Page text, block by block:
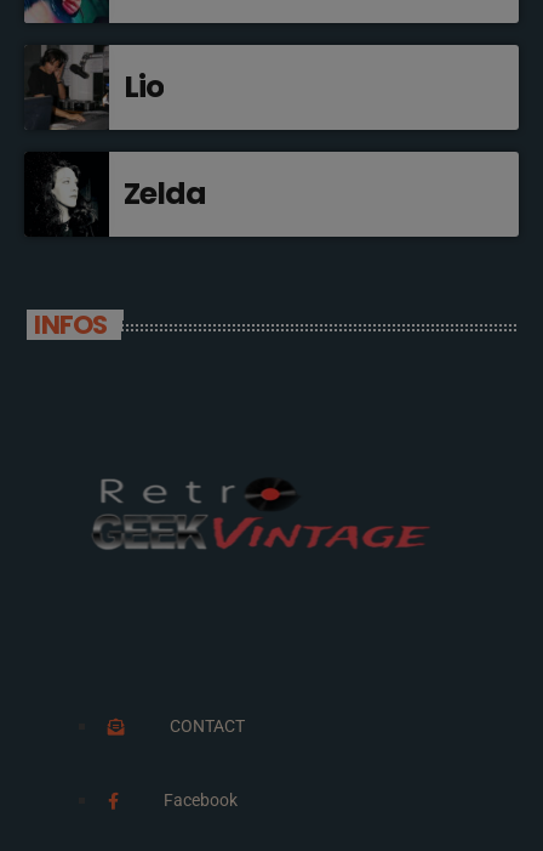
Lio
Zelda
INFOS
CONTACT
Facebook